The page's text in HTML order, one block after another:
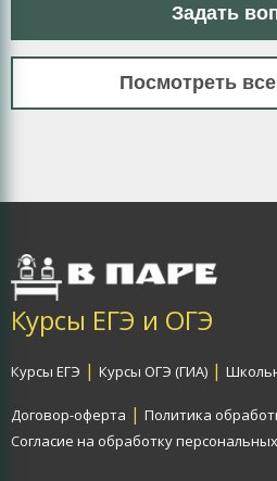
Задать
Посмотреть
Курсы ЕГЭ и ОГЭ
Курсы ЕГЭ | Курсы ОГЭ (ГИА) |
Договор-оферта | Политика
Согласие на обработку